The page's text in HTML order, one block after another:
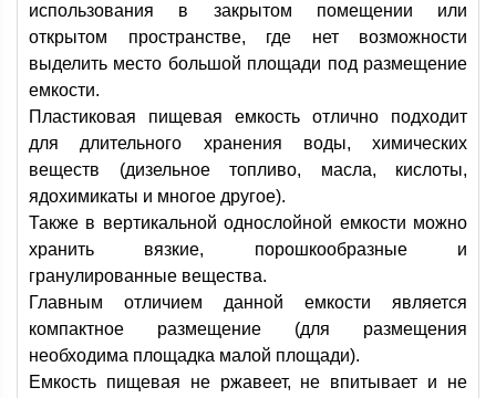
использования в закрытом помещении или
открытом пространстве, где нет возможности
выделить место большой площади под размещение
емкости.
Пластиковая пищевая емкость отлично подходит
для длительного хранения воды, химических
веществ (дизельное топливо, масла, кислоты,
ядохимикаты и многое другое).
Также в вертикальной однослойной емкости можно
хранить вязкие, порошкообразные и
гранулированные вещества.
Главным отличием данной емкости является
компактное размещение (для размещения
необходима площадка малой площади).
Емкость пищевая не ржавеет, не впитывает и не